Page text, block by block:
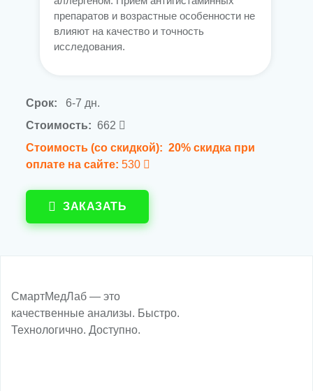
препаратов и возрастные особенности не
влияют на качество и точность
исследования.
Срок:
6-7 дн.
Стоимость: 662
Стоимость (со скидкой): 20% скидка при
оплате на сайте: 530
ЗАКАЗАТЬ
СмартМедЛаб — это
качественные анализы. Быстро.
Технологично. Доступно.